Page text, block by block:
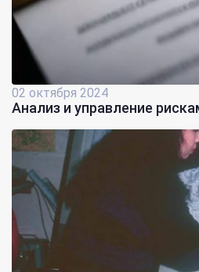
02 октября 2024
Анализ и управление